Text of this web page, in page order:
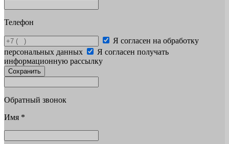
Телефон
Я согласен на обработку
персональных данных
Я согласен получать
информационную рассылку
Сохранить
Обратный звонок
Имя *